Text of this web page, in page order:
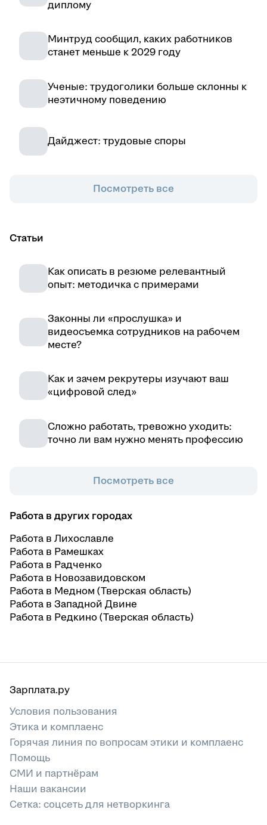
диплому
Минтруд сообщил, каких работников
станет меньше к 2029 году
Ученые: трудоголики больше склонны к
неэтичному поведению
Дайджест: трудовые споры
Посмотреть все
Статьи
Как описать в резюме релевантный
опыт: методичка с примерами
Законны ли «прослушка» и
видеосъемка сотрудников на рабочем
месте?
Как и зачем рекрутеры изучают ваш
«цифровой след»
Сложно работать, тревожно уходить:
точно ли вам нужно менять профессию
Посмотреть все
Работа в других городах
Работа в Лихославле
Работа в Рамешках
Работа в Радченко
Работа в Новозавидовском
Работа в Медном (Тверская область)
Работа в Западной Двине
Работа в Редкино (Тверская область)
Зарплата.ру
Условия пользования
Этика и комплаенс
Горячая линия по вопросам этики и комплаенс
Помощь
СМИ и партнёрам
Наши вакансии
Сетка: соцсеть для нетворкинга